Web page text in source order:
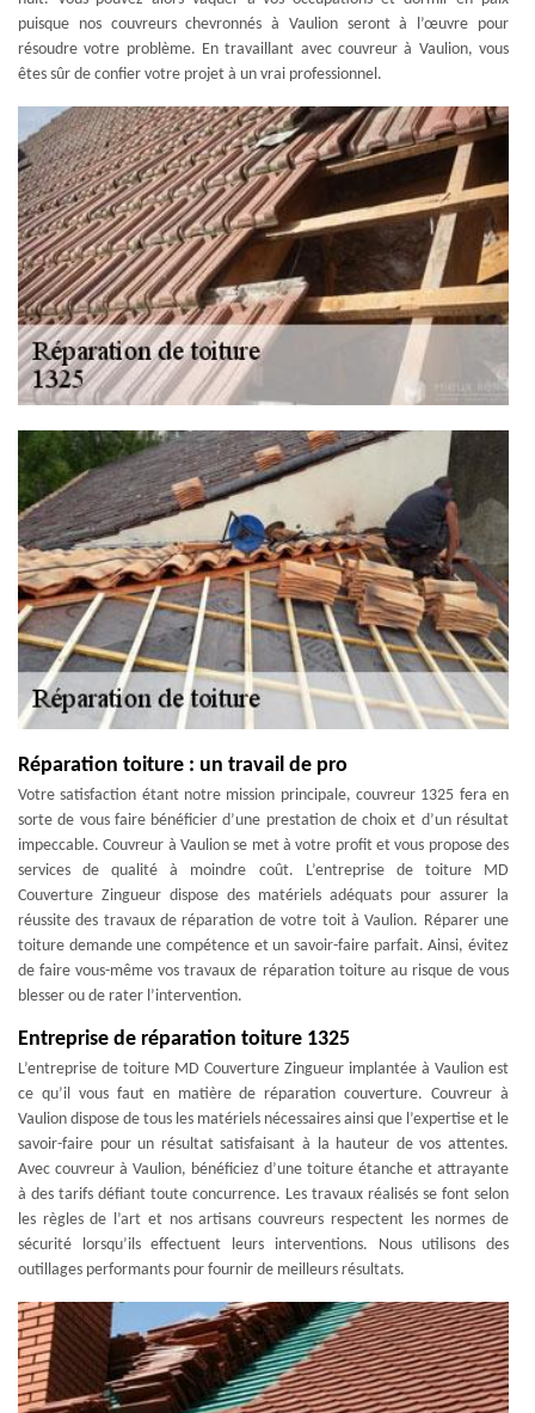
puisque nos couvreurs chevronnés à Vaulion seront à l’œuvre pour
résoudre votre problème. En travaillant avec couvreur à Vaulion, vous
êtes sûr de confier votre projet à un vrai professionnel.
Réparation toiture : un travail de pro
Votre satisfaction étant notre mission principale, couvreur 1325 fera en
sorte de vous faire bénéficier d’une prestation de choix et d’un résultat
impeccable. Couvreur à Vaulion se met à votre profit et vous propose des
services de qualité à moindre coût. L’entreprise de toiture MD
Couverture Zingueur dispose des matériels adéquats pour assurer la
réussite des travaux de réparation de votre toit à Vaulion. Réparer une
toiture demande une compétence et un savoir-faire parfait. Ainsi, évitez
de faire vous-même vos travaux de réparation toiture au risque de vous
blesser ou de rater l’intervention.
Entreprise de réparation toiture 1325
L’entreprise de toiture MD Couverture Zingueur implantée à Vaulion est
ce qu’il vous faut en matière de réparation couverture. Couvreur à
Vaulion dispose de tous les matériels nécessaires ainsi que l’expertise et le
savoir-faire pour un résultat satisfaisant à la hauteur de vos attentes.
Avec couvreur à Vaulion, bénéficiez d’une toiture étanche et attrayante
à des tarifs défiant toute concurrence. Les travaux réalisés se font selon
les règles de l’art et nos artisans couvreurs respectent les normes de
sécurité lorsqu’ils effectuent leurs interventions. Nous utilisons des
outillages performants pour fournir de meilleurs résultats.